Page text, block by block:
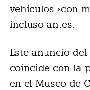
vehículos «con
incluso antes.
Este anuncio
coincide con la
en el Museo de